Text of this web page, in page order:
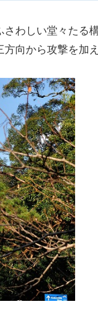
わしい堂々たる
向から攻撃を加